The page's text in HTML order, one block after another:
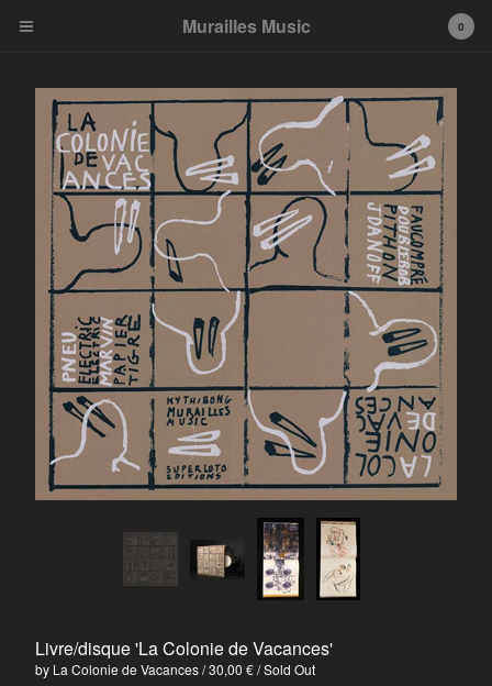
Products
CDs
Posters
Tees
LPs (x2)
7" x2
LP
EP
Goodies
K7
Artists
L'Ocelle Mare
The Patriotic Sunday
La Terre Tremble !!!
Electric Electric
0
Murailles Music
Livre/disque 'La Colonie de Vacances'
by La Colonie de Vacances 30,00 €/ Sold Out